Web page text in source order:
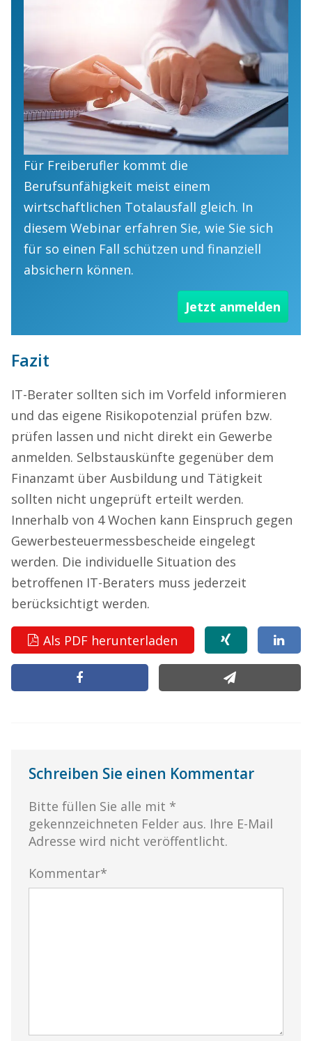
Für Freiberufler kommt die
Berufsunfähigkeit meist einem
wirtschaftlichen Totalausfall gleich. In
diesem Webinar erfahren Sie, wie Sie sich
für so einen Fall schützen und finanziell
absichern können.
Jetzt anmelden
Fazit
IT-Berater sollten sich im Vorfeld informieren
und das eigene Risikopotenzial prüfen bzw.
prüfen lassen und nicht direkt ein Gewerbe
anmelden. Selbstauskünfte gegenüber dem
Finanzamt über Ausbildung und Tätigkeit
sollten nicht ungeprüft erteilt werden.
Innerhalb von 4 Wochen kann Einspruch gegen
Gewerbesteuermessbescheide eingelegt
werden. Die individuelle Situation des
betroffenen IT-Beraters muss jederzeit
berücksichtigt werden.
Als PDF herunterladen
Schreiben Sie einen Kommentar
Bitte füllen Sie alle mit *
gekennzeichneten Felder aus. Ihre E-Mail
Adresse wird nicht veröffentlicht.
Kommentar*